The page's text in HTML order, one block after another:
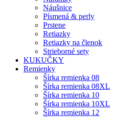
Náušnice
Písmená & perly
Prstene
Retiazky
Retiazky na členok
Strieborné sety
KUKUČKY
Remienky
Šírka remienka 08
Šírka remienka 08XL
Šírka remienka 10
Šírka remienka 10XL
Šírka remienka 12